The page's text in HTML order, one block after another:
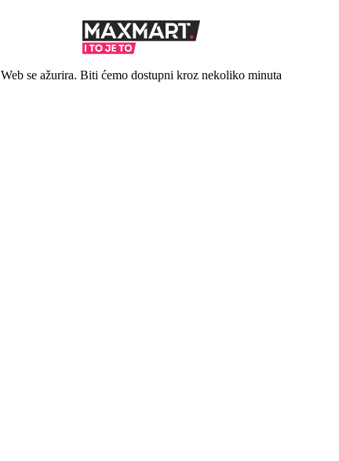
Web se ažurira. Biti ćemo dostupni kroz nekoliko minuta